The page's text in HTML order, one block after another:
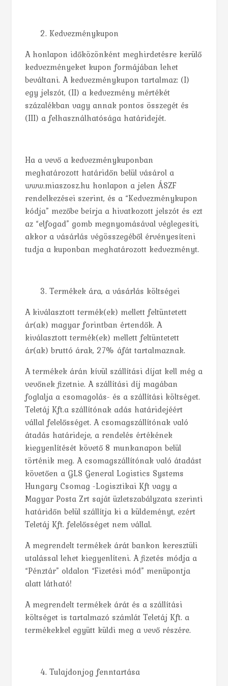
Kedvezménykupon
A honlapon időközönként meghirdetésre kerülő
kedvezményeket kupon formájában lehet
beváltani. A kedvezménykupon tartalmaz: (I)
egy jelszót, (II) a kedvezmény mértékét
százalékban vagy annak pontos összegét és
(III) a felhasználhatósága határidejét.
Ha a vevő a kedvezménykuponban
meghatározott határidőn belül vásárol a
www.miaszosz.hu honlapon a jelen ÁSZF
rendelkezései szerint, és a “Kedvezménykupon
kódja” mezőbe beírja a hivatkozott jelszót és ezt
az “elfogad” gomb megnyomásával véglegesíti,
akkor a vásárlás végösszegéből érvényesíteni
tudja a kuponban meghatározott kedvezményt.
Termékek ára, a vásárlás költségei
A kiválasztott termék(ek) mellett feltüntetett
ár(ak) magyar forintban értendők. A
kiválasztott termék(ek) mellett feltüntetett
ár(ak) bruttó árak, 27% áfát tartalmaznak.
A termékek árán kívül szállítási díjat kell még a
vevőnek fizetnie. A szállítási díj magában
foglalja a csomagolás- és a szállítási költséget.
Teletáj Kft.a szállítónak adás határidejéért
vállal felelősséget. A csomagszállítónak való
átadás határideje, a rendelés értékének
kiegyenlítését követő 8 munkanapon belül
történik meg. A csomagszállítónak való átadást
követően a GLS General Logistics Systems
Hungary Csomag -Logisztikai Kft vagy a
Magyar Posta Zrt saját üzletszabályzata szerinti
határidőn belül szállítja ki a küldeményt, ezért
Teletáj Kft. felelősséget nem vállal.
A megrendelt termékek árát bankon keresztüli
utalással lehet kiegyenlíteni. A fizetés módja a
“Pénztár” oldalon “Fizetési mód” menüpontja
alatt látható!
A megrendelt termékek árát és a szállítási
költséget is tartalmazó számlát Teletáj Kft. a
termékekkel együtt küldi meg a vevő részére.
Tulajdonjog fenntartása